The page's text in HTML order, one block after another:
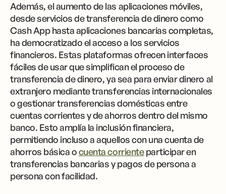
Además, el aumento de las aplicaciones móviles,
desde servicios de transferencia de dinero como
Cash App hasta aplicaciones bancarias completas,
ha democratizado el acceso a los servicios
financieros. Estas plataformas ofrecen interfaces
fáciles de usar que simplifican el proceso de
transferencia de dinero, ya sea para enviar dinero al
extranjero mediante transferencias internacionales
o gestionar transferencias domésticas entre
cuentas corrientes y de ahorros dentro del mismo
banco. Esto amplía la inclusión financiera,
permitiendo incluso a aquellos con una cuenta de
ahorros básica ocuenta corrienteparticipar en
transferencias bancarias y pagos de persona a
persona con facilidad.